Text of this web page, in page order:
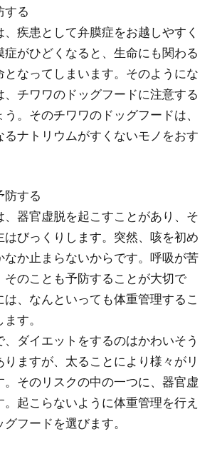
する
疾患として弁膜症をお越しやすく
症がひどくなると、生命にも関わる
となってしまいます。そのようにな
、チワワのドッグフードに注意する
。そのチワワのドッグフードは、
るナトリウムがすくないモノをおす
防する
、器官虚脱を起こすことがあり、そ
はびっくりします。突然、咳を初め
なか止まらないからです。呼吸が苦
そのことも予防することが大切で
、なんといっても体重管理するこ
す。
ダイエットをするのはかわいそう
りますが、太ることにより様々がリ
。そのリスクの中の一つに、器官虚
。起こらないように体重管理を行え
フードを選びます。